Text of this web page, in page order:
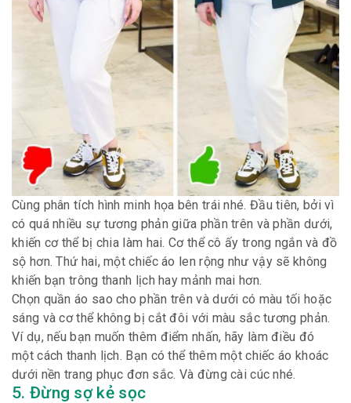
Cùng phân tích hình minh họa bên trái nhé. Đầu tiên, bởi vì
có quá nhiều sự tương phản giữa phần trên và phần dưới,
khiến cơ thể bị chia làm hai. Cơ thể cô ấy trong ngắn và đồ
sộ hơn. Thứ hai, một chiếc áo len rộng như vậy sẽ không
khiến bạn trông thanh lịch hay mảnh mai hơn.
Chọn quần áo sao cho phần trên và dưới có màu tối hoặc
sáng và cơ thể không bị cắt đôi với màu sắc tương phản.
Ví dụ, nếu bạn muốn thêm điểm nhấn, hãy làm điều đó
một cách thanh lịch. Bạn có thể thêm một chiếc áo khoác
dưới nền trang phục đơn sắc. Và đừng cài cúc nhé.
5. Đừng sợ kẻ sọc